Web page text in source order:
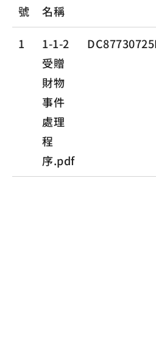
號
名稱
1
1-1-2
受贈
財物
事件
處理
程
序.pdf